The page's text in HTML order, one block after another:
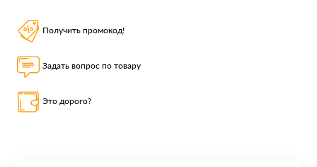
Получить промокод!
Задать вопрос по товару
Это дорого?